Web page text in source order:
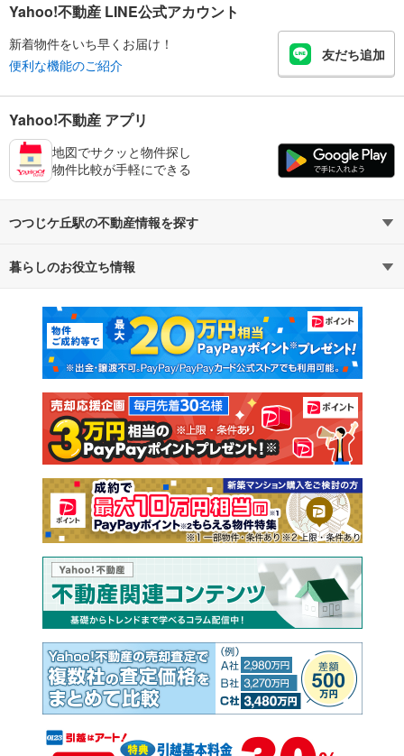
Yahoo!不動産 LINE公式アカウント
新着物件をいち早くお届け！
便利な機能のご紹介
友だち追加
Yahoo!不動産 アプリ
地図でサクッと物件探し
物件比較が手軽にできる
つつじケ丘駅の不動産情報を探す
不動産・住宅
新築マンション 中古マンション
新築一戸建て 中古一戸建て
注文住宅 土地
売却査定
暮らしのお役立ち情報
マンションカタログ 教えて！住まいの先生